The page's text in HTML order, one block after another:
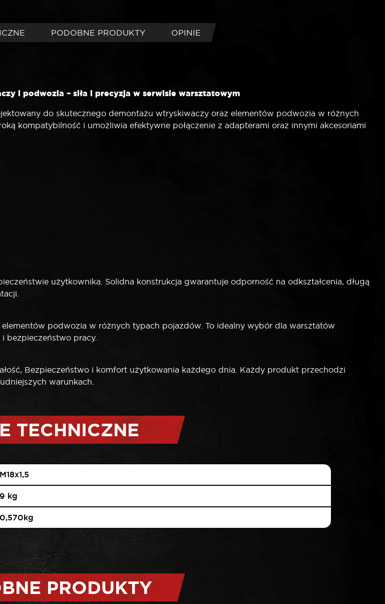
PODOBNE PRODUKTY OPINIE
i podwozia – siła i precyzja w serwisie warsztatowym
do skutecznego demontażu wtryskiwaczy oraz elementów podwozia w różnych
kompatybilność i umożliwia efektywne połączenie z adapterami oraz innymi akcesoriami
użytkownika. Solidna konstrukcja gwarantuje odporność na odkształcenia, długą
podwozia w różnych typach pojazdów. To idealny wybór dla warsztatów
bezpieczeństwo pracy.
Bezpieczeństwo i komfort użytkowania każdego dnia. Każdy produkt przechodzi
warunkach.
TECHNICZNE
M18x1,5
9 kg
0,570kg
PRODUKTY